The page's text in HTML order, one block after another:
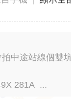
中途站線個雙
281A ...